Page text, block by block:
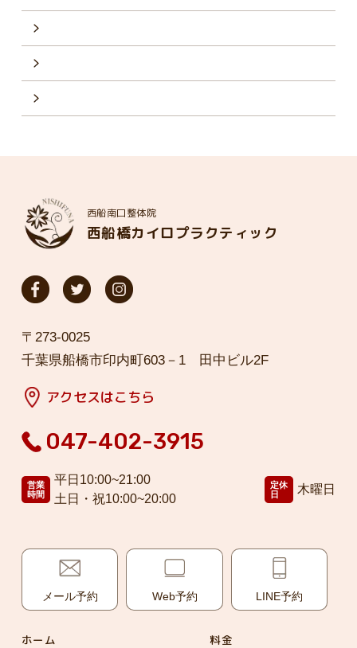
西船南口整体院
西船橋カイロプラクティック
〒273-0025
千葉県船橋市印内町603－1 田中ビル2F
アクセスはこちら
047-402-3915
営業
時間
平日10:00~21:00
土日・祝10:00~20:00
定休
日
木曜日
メール予約 Web予約 LINE予約
ホーム 料金